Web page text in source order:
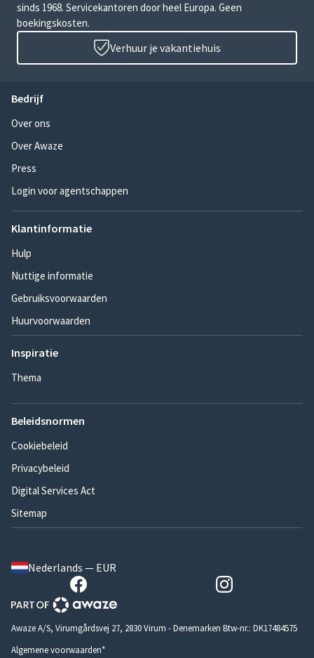
sinds 1968. Servicekantoren door heel Europa. Geen
boekingskosten.
Verhuur je vakantiehuis
Bedrijf
Over ons
Over Awaze
Press
Login voor agentschappen
Klantinformatie
Hulp
Nuttige informatie
Gebruiksvoorwaarden
Huurvoorwaarden
Inspiratie
Thema
Beleidsnormen
Cookiebeleid
Privacybeleid
Digital Services Act
Sitemap
Nederlands — EUR
Awaze A/S, Virumgårdsvej 27, 2830 Virum - Denemarken Btw-nr.: DK17484575
Algemene voorwaarden*